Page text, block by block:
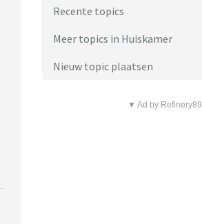
Recente topics
Meer topics in Huiskamer
Nieuw topic plaatsen
▼ Ad by Refinery89